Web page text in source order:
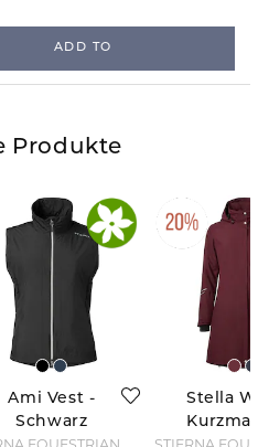
ADD TO
Produkte
Ami Vest -
Schwarz
Stella